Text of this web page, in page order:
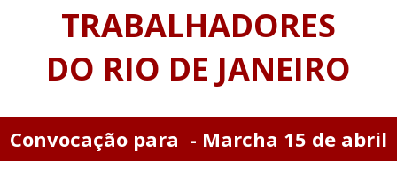
TRABALHADORES
DO RIO DE JANEIRO
Convocação para - Marcha 15 de abril